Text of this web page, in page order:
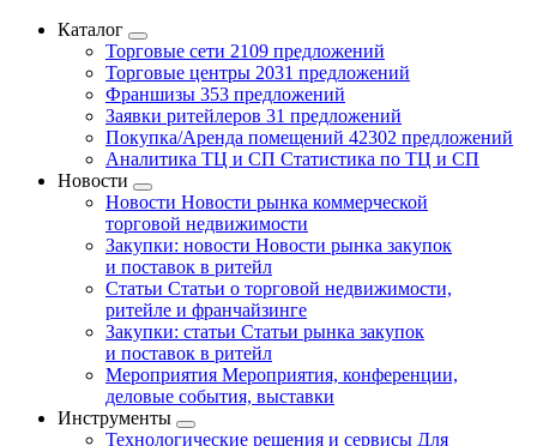
Каталог
Торговые сети 2109 предложений
Торговые центры 2031 предложений
Франшизы 353 предложений
Заявки ритейлеров 31 предложений
Покупка/Аренда помещений 42302 предложений
Аналитика ТЦ и СП Статистика по ТЦ и СП
Новости
Новости Новости рынка коммерческой
торговой недвижимости
Закупки: новости Новости рынка закупок
и поставок в ритейл
Статьи Статьи о торговой недвижимости,
ритейле и франчайзинге
Закупки: статьи Статьи рынка закупок
и поставок в ритейл
Мероприятия Мероприятия, конференции,
деловые события, выставки
Инструменты
Технологические решения и сервисы Для